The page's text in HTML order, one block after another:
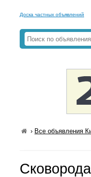
Доска частных объявлений
› Все объявления